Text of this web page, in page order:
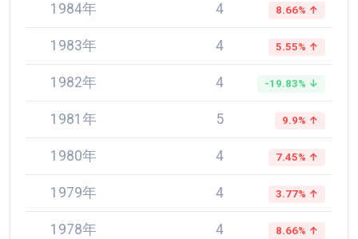
1984年 4 8.66% ↑
1983年 4 5.55% ↑
1982年 4 -19.83% ↓
1981年 5 9.9% ↑
1980年 4 7.45% ↑
1979年 4 3.77% ↑
1978年 4 8.66% ↑